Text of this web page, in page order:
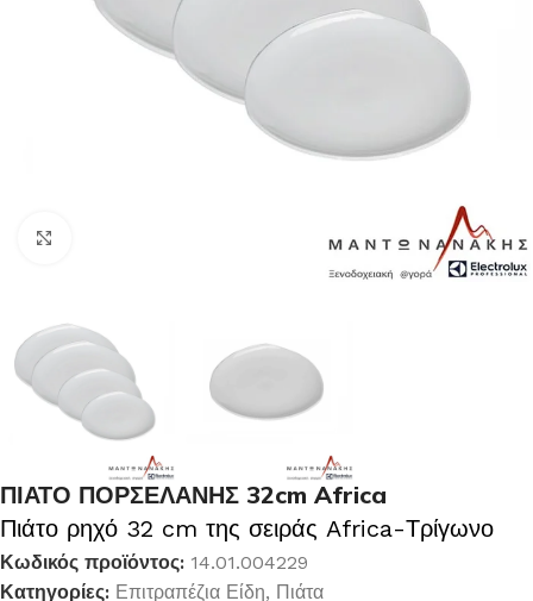
ΠΙΑΤΟ ΠΟΡΣΕΛΑΝΗΣ 32cm Africa
Πιάτο ρηχό 32 cm της σειράς Africa-Τρίγωνο
Κωδικός προϊόντος: 14.01.004229
Κατηγορίες: Επιτραπέζια Είδη, Πιάτα